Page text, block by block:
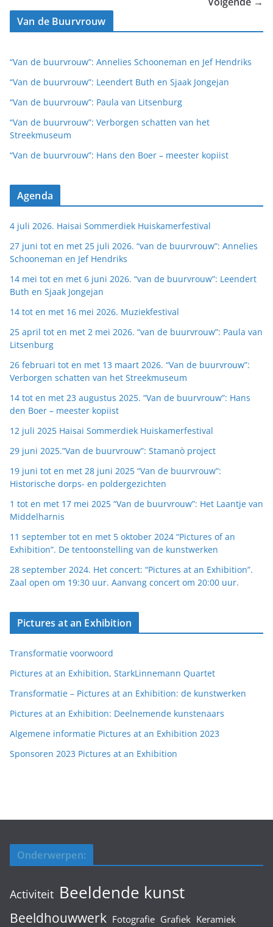
Van de Buurvrouw
“Van de buurvrouw”: Annelies Schooneman en Jef Hendriks
“Van de buurvrouw”: Leendert Buth en Sjaak Jongejan
“Van de buurvrouw”: Paula van Litsenburg
“Van de buurvrouw”: Verborgen schatten van het
Streekmuseum
“Van de buurvrouw”: Hans den Boer – meester kopiist
Agenda
4 juli 2026. Haisai Sommerdiek Huiskamerfestival
27 juni tot en met 25 juli 2026. “van de buurvrouw”: Annelies
Schooneman en Jef Hendriks
14 mei tot en met 6 juni 2026. “van de buurvrouw”: Leendert
Buth en Sjaak Jongejan
14 tot en met 16 mei 2026. Muziekfestival
25 april tot en met 2 mei 2026. “van de buurvrouw”: Paula van
Litsenburg
26 februari tot en met 13 maart 2026. “Van de buurvrouw”:
Verborgen schatten van het Streekmuseum
14 tot en met 23 augustus 2025. “Van de buurvrouw”: Hans
den Boer – meester kopiist
12 juli 2025 Haisai Sommerdiek Huiskamerfestival
29 juni 2025.”Van de buurvrouw”: Stamanò project
19 juni tot en met 28 juni 2025 “Van de buurvrouw”:
Historische dorps- en poldergezichten
1 tot en met 17 mei 2025 “Van de buurvrouw”: Het Laantje van
Middelharnis
11 september tot en met 5 oktober 2024 “Pictures of an
Exhibition”. De tentoonstelling van de kunstwerken
28 september 2024. Het concert: “Pictures at an Exhibition”.
Zaal open om 19:30 uur. Aanvang concert om 20:00 uur.
Pictures at an Exhibition
Transformatie voorwoord
Pictures at an Exhibition, StarkLinnemann Quartet
Transformatie – Pictures at an Exhibition: de kunstwerken
Pictures at an Exhibition: Deelnemende kunstenaars
Algemene informatie Pictures at an Exhibition 2023
Sponsoren 2023 Pictures at an Exhibition
Onderwerpen:
Activiteit Beeldende kunst
Beeldhouwwerk Fotografie Grafiek Keramiek